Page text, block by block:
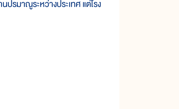
รมาณูระหว่างประเทศ แต่โรง